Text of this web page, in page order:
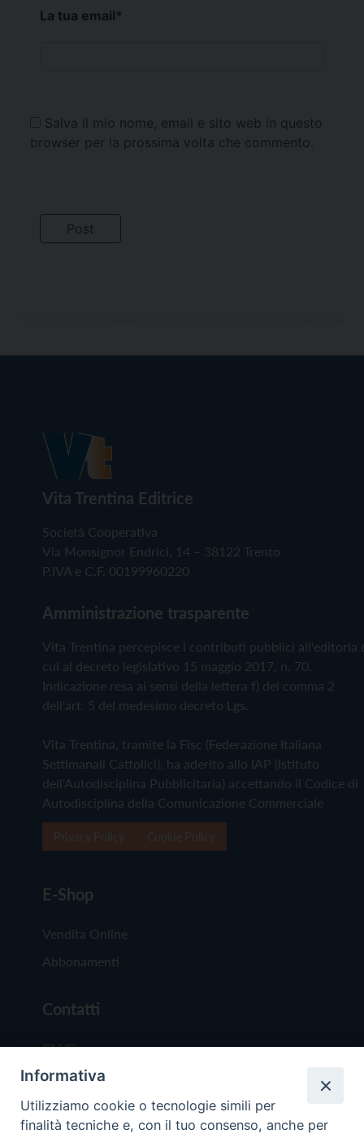
La tua email*
Salva il mio nome, email e sito web in questo
browser per la prossima volta che commento.
Vita Trentina Editrice
Società Cooperativa
Via Monsignor Endrici, 14 – 38122 Trento
P.IVA e C.F. 00199960220
Amministrazione trasparente
Vita Trentina percepisce i contributi pubblici all'editoria
cui al decreto legislativo 15 maggio 2017, n. 70.
Indicazione resa ai sensi della lettera f) del comma 2
dell'art. 5 del medesimo decreto Lgs.
Vita Trentina, tramite la Fisc (Federazione Italiana
Settimanali Cattolici), ha aderito allo IAP (Istituto
dell'Autodisciplina Pubblicitaria) accettando il Codice di
Autodisciplina della Comunicazione Commerciale
E-Shop
Vendita Online
Abbonamenti
Contatti
Chi Siamo
Redazione
Scrivici
Informativa
Utilizziamo cookie o tecnologie simili per
finalità tecniche e, con il tuo consenso, anche per